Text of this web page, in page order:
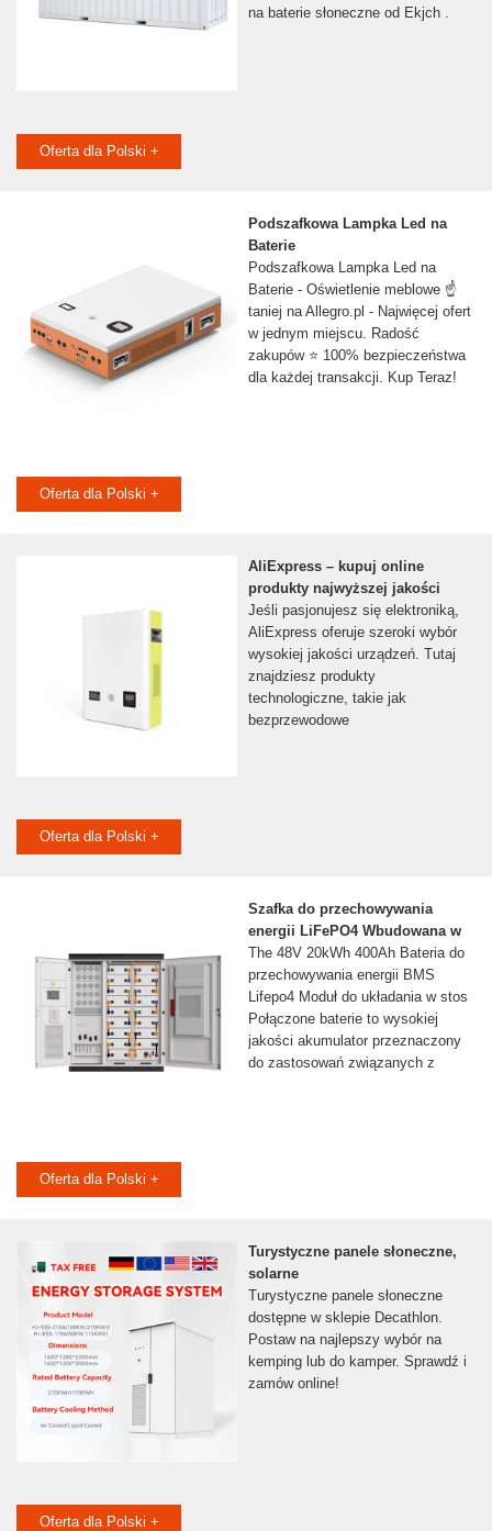
na baterie słoneczne od Ekjch .
Oferta dla Polski +
Podszafkowa Lampka Led na
Baterie
Podszafkowa Lampka Led na
Baterie - Oświetlenie meblowe ☝
taniej na Allegro.pl - Najwięcej ofert
w jednym miejscu. Radość
zakupów ⭐ 100% bezpieczeństwa
dla każdej transakcji. Kup Teraz!
Oferta dla Polski +
AliExpress – kupuj online
produkty najwyższej jakości
Jeśli pasjonujesz się elektroniką,
AliExpress oferuje szeroki wybór
wysokiej jakości urządzeń. Tutaj
znajdziesz produkty
technologiczne, takie jak
bezprzewodowe
Oferta dla Polski +
Szafka do przechowywania
energii LiFePO4 Wbudowana w
The 48V 20kWh 400Ah Bateria do
przechowywania energii BMS
Lifepo4 Moduł do układania w stos
Połączone baterie to wysokiej
jakości akumulator przeznaczony
do zastosowań związanych z
Oferta dla Polski +
Turystyczne panele słoneczne,
solarne
Turystyczne panele słoneczne
dostępne w sklepie Decathlon.
Postaw na najlepszy wybór na
kemping lub do kamper. Sprawdź i
zamów online!
Oferta dla Polski +